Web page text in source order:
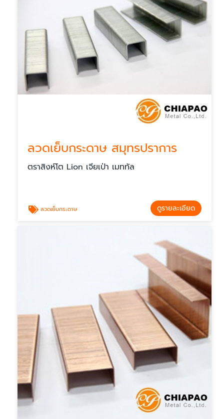
ลวดเย็บกระดาษ สมุทรปราการ
ตราสิงห์โต Lion เจียเป่า เมททัล
ลวดเย็บกระดาษ ดูรายละเอียด